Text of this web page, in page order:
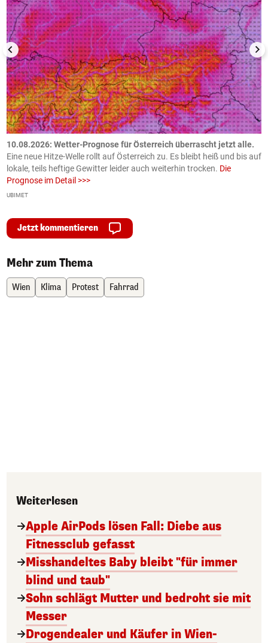
10.08.2026: Wetter-Prognose für Österreich überrascht jetzt alle.
Eine neue Hitze-Welle rollt auf Österreich zu. Es bleibt heiß und bis auf
lokale, teils heftige Gewitter leider auch weiterhin trocken. Die
Prognose im Detail >>>
UBIMET
Jetzt kommentieren
Mehr zum Thema
Wien Klima Protest Fahrrad
Weiterlesen
Apple AirPods lösen Fall: Diebe aus
Fitnessclub gefasst
Misshandeltes Baby bleibt "für immer
blind und taub"
Sohn schlägt Mutter und bedroht sie mit
Messer
Drogendealer und Käufer in Wien-